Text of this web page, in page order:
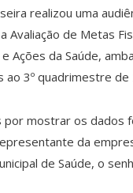
realizou uma
Avaliação de Metas
Ações da Saúde,
3º quadrimestre de
por mostrar os dados
da
de Saúde, o